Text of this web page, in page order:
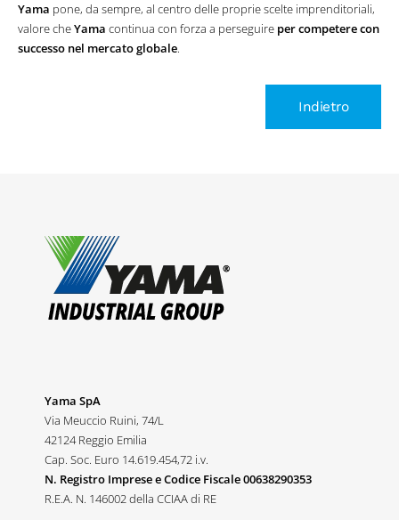
Yama pone, da sempre, al centro delle proprie scelte imprenditoriali,
valore cheYama continua con forza a perseguire per competere con
successo nel mercato globale.
Indietro
Yama SpA
Via Meuccio Ruini, 74/L
42124 Reggio Emilia
Cap. Soc. Euro 14.619.454,72 i.v.
N. Registro Imprese e Codice Fiscale 00638290353
R.E.A. N. 146002 della CCIAA di RE